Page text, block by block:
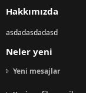
Hakkımızda
asdadasdadasd
Neler yeni
Yeni mesajlar